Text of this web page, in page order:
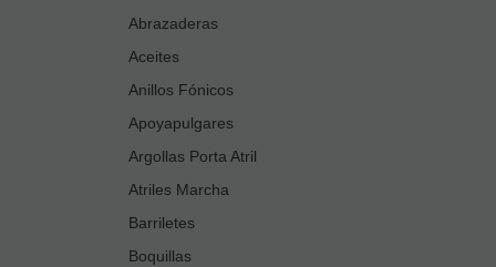
Abrazaderas
Aceites
Anillos Fónicos
Apoyapulgares
Argollas Porta Atril
Atriles Marcha
Barriletes
Boquillas